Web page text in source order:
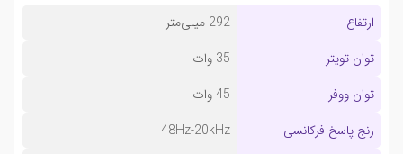
ارتفاع
292 میلی‌متر
توان تویتر
35 وات
توان ووفر
45 وات
رنج پاسخ فرکانسی
48Hz-20kHz